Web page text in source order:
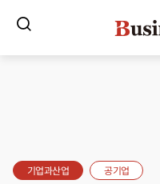
기업과산업 공기업